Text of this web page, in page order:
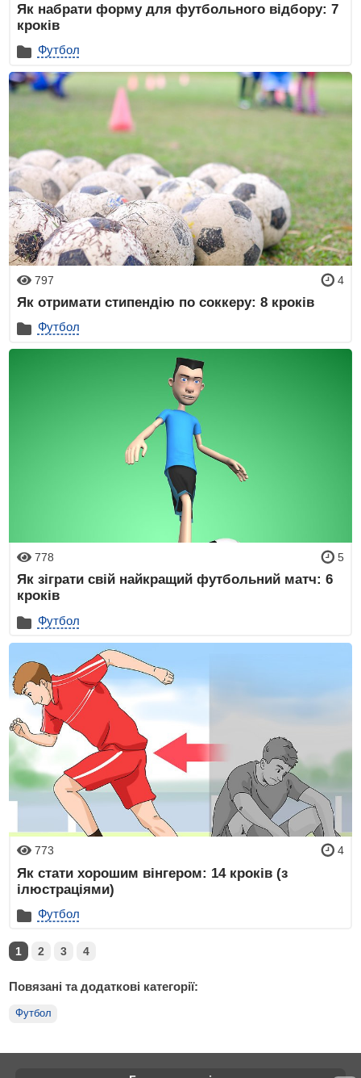
Як набрати форму для футбольного відбору: 7
кроків
Футбол
797 4
Як отримати стипендію по соккеру: 8 кроків
Футбол
778 5
Як зіграти свій найкращий футбольний матч: 6
кроків
Футбол
773 4
Як стати хорошим вінгером: 14 кроків (з
ілюстраціями)
Футбол
1 2 3 4
Повязані та додаткові категорії:
Футбол